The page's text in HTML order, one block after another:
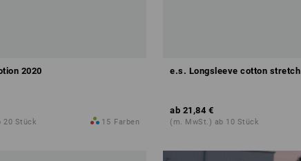
2020
20 Stück 15 Farben
e.s. Longsleeve cotton stretch
ab 21,84 €
(m. MwSt.) ab 10 Stück